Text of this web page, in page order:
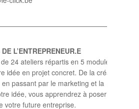
L’ENTREPRENEUR.E
24 ateliers répartis en 5 modules pour
idée en projet concret. De la créativité
passant par le marketing et la
idée, vous apprendrez à poser les
votre future entreprise.